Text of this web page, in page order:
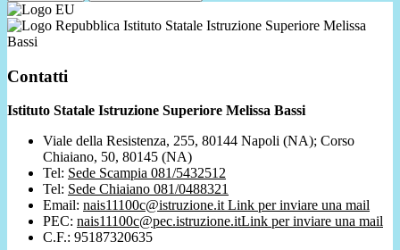
Istituto Statale Istruzione Superiore Melissa
Bassi
Contatti
Istituto Statale Istruzione Superiore Melissa Bassi
Viale della Resistenza, 255, 80144 Napoli (NA); Corso
Chiaiano, 50, 80145 (NA)
Tel: Sede Scampia 081/5432512
Tel: Sede Chiaiano 081/0488321
Email: nais11100c@istruzione.it Link per inviare una mail
PEC: nais11100c@pec.istruzione.itLink per inviare una mail
C.F.: 95187320635